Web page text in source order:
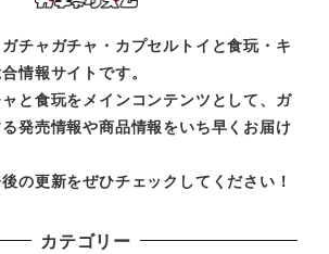
チャガチャ・カプセルトイと食玩・キ
情報サイトです。
と食玩をメインコンテンツとして、ガ
発売情報や商品情報をいち早くお届け
の更新をぜひチェックしてください！
カテゴリー